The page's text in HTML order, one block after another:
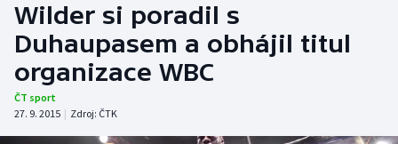
Hokej
Tenis
Atletika
Wilder si poradil s
Duhaupasem a obhájil titul
organizace WBC
ČT sport
27. 9. 2015 | Zdroj: ČTK